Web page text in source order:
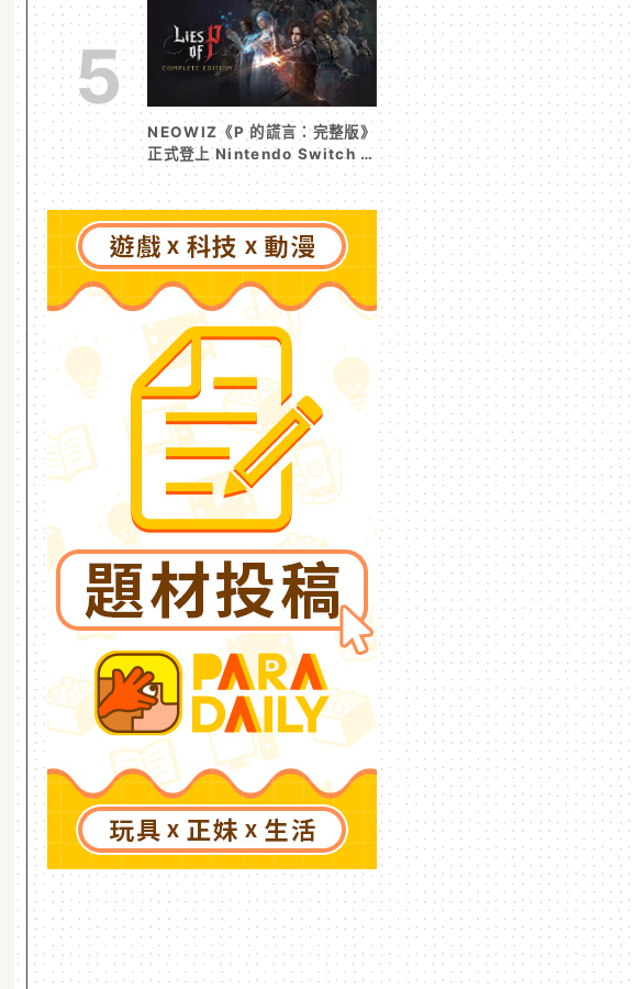
5
NEOWIZ《P 的謊言：完整版》
正式登上 Nintendo Switch 2
收錄遊戲本篇與 DLC《P 的謊
言：序曲》完整體驗克拉特城
（Krat）沒落前後的壯闊篇章